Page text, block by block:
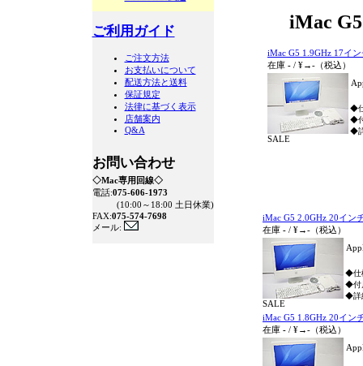
ご利用ガイド
ご注文方法
お支払いについて
配送方法と送料
保証規定
法律に基づく表示
店舗案内
Q&A
お問い合わせ
◇Mac専用回線◇
電話:075-606-1973
(10:00～18:00 土日休業)
FAX:075-574-7698
メール:
iMac
iMac G5 1.9GHz 17イ
在庫 - / ¥→- （税込）
SALE
◆
◆
◆
iMac G5 2.0GHz 20イン
在庫 - / ¥→- （税込）
SALE
◆仕
◆付
◆詳
iMac G5 1.8GHz 20イン
在庫 - / ¥→- （税込）